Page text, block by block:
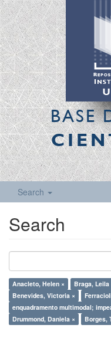
BASE
Search
Search
Anacleto, Helen × Braga, Leila
Benevides, Victoria ×
enquadramento multimodal;
Drummond, Daniela ×
Borges,